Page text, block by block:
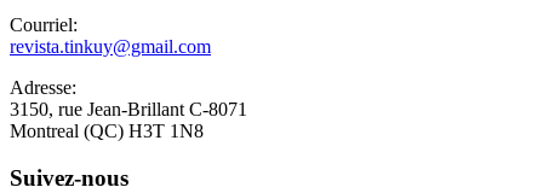
Courriel:
revista.tinkuy@gmail.com
Adresse:
3150, rue Jean-Brillant C-8071
Montreal (QC) H3T 1N8
Suivez-nous